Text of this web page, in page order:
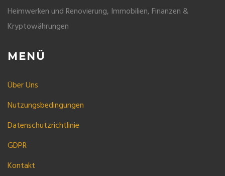
Heimwerken und Renovierung, Immobilien, Finanzen &
Kryptowährungen
MENÜ
Über Uns
Nutzungsbedingungen
Datenschutzrichtlinie
GDPR
Kontakt